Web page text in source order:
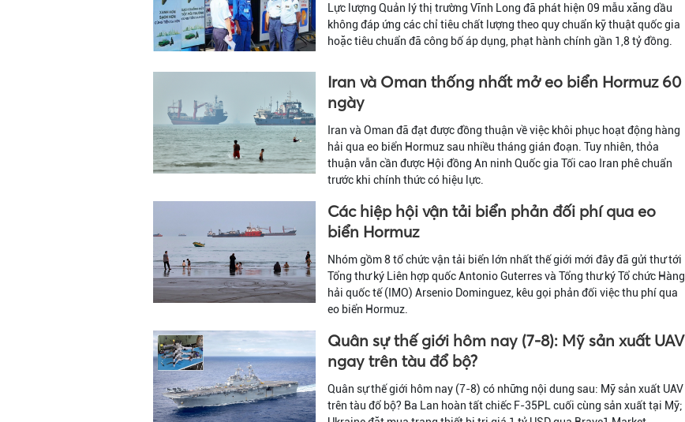
Lực lượng Quản lý thị trường Vĩnh Long đã phát hiện 09 mẫu xăng dầu
không đáp ứng các chỉ tiêu chất lượng theo quy chuẩn kỹ thuật quốc gia
hoặc tiêu chuẩn đã công bố áp dụng, phạt hành chính gần 1,8 tỷ đồng.
Iran và Oman thống nhất mở eo biển Hormuz 60
ngày
Iran và Oman đã đạt được đồng thuận về việc khôi phục hoạt động hàng
hải qua eo biển Hormuz sau nhiều tháng gián đoạn. Tuy nhiên, thỏa
thuận vẫn cần được Hội đồng An ninh Quốc gia Tối cao Iran phê chuẩn
trước khi chính thức có hiệu lực.
Các hiệp hội vận tải biển phản đối phí qua eo
biển Hormuz
Nhóm gồm 8 tổ chức vận tải biển lớn nhất thế giới mới đây đã gửi thư tới
Tổng thư ký Liên hợp quốc Antonio Guterres và Tổng thư ký Tổ chức Hàng
hải quốc tế (IMO) Arsenio Dominguez, kêu gọi phản đối việc thu phí qua
eo biển Hormuz.
Quân sự thế giới hôm nay (7-8): Mỹ sản xuất UAV
ngay trên tàu đổ bộ?
Quân sự thế giới hôm nay (7-8) có những nội dung sau: Mỹ sản xuất UAV
trên tàu đổ bộ? Ba Lan hoàn tất chiếc F-35PL cuối cùng sản xuất tại Mỹ;